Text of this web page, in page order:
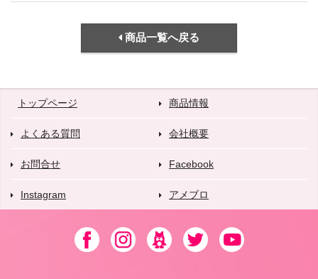
商品一覧へ戻る
トップページ 商品情報
よくある質問 会社概要
お問合せ Facebook
Instagram アメブロ